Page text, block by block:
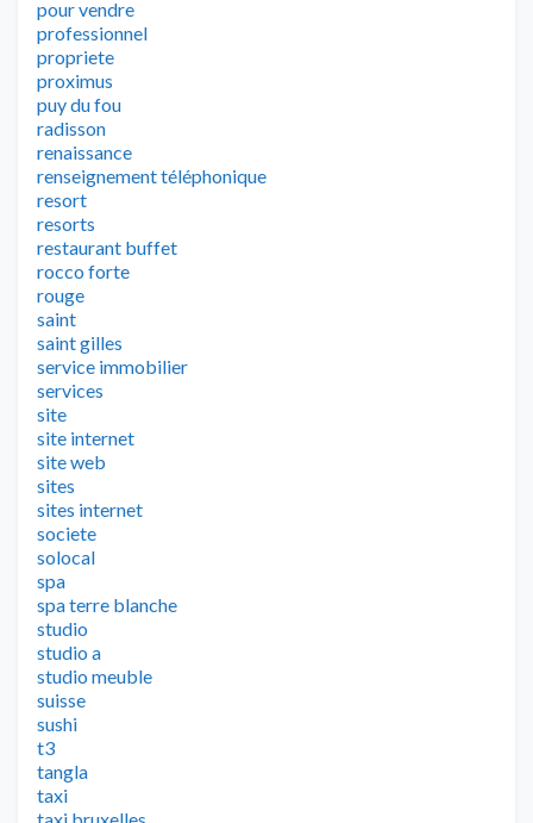
pour vendre
professionnel
propriete
proximus
puy du fou
radisson
renaissance
renseignement téléphonique
resort
resorts
restaurant buffet
rocco forte
rouge
saint
saint gilles
service immobilier
services
site
site internet
site web
sites
sites internet
societe
solocal
spa
spa terre blanche
studio
studio a
studio meuble
suisse
sushi
t3
tangla
taxi